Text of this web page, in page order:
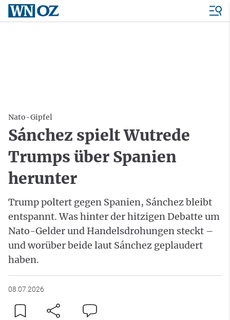
Nato-Gipfel
Sánchez spielt Wutrede
Trumps über Spanien
herunter
Trump poltert gegen Spanien, Sánchez bleibt
entspannt. Was hinter der hitzigen Debatte um
Nato-Gelder und Handelsdrohungen steckt –
und worüber beide laut Sánchez geplaudert
haben.
08.07.2026